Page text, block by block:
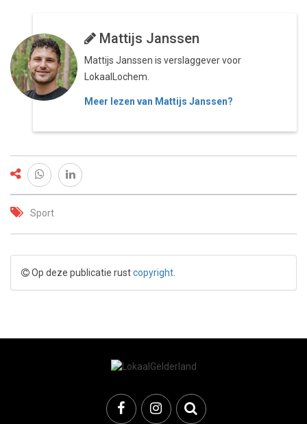
Mattijs Janssen
Mattijs Janssen is verslaggever voor
LokaalLochem.
Meer lezen van Mattijs Janssen?
Sport
Op deze publicatie rustcopyright